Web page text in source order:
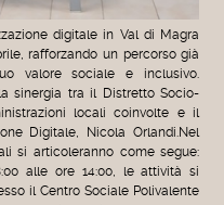
digitale in Val di Magra
rafforzando un percorso già
valore sociale e inclusivo.
sinergia tra il Distretto Socio-
locali coinvolte e il
Digitale, Nicola Orlandi.Nel
si articoleranno come segue:
alle ore 14:00, le attività si
il Centro Sociale Polivalente